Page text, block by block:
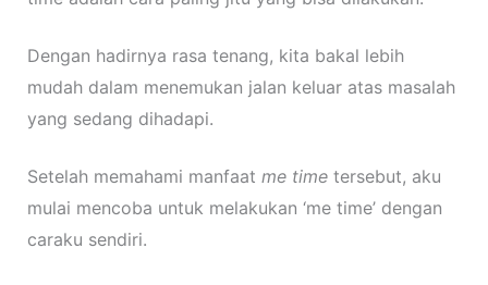
Dengan hadirnya rasa tenang, kita bakal lebih
mudah dalam menemukan jalan keluar atas masalah
yang sedang dihadapi.
Setelah memahami manfaat me time tersebut, aku
mulai mencoba untuk melakukan ‘me time’ dengan
caraku sendiri.